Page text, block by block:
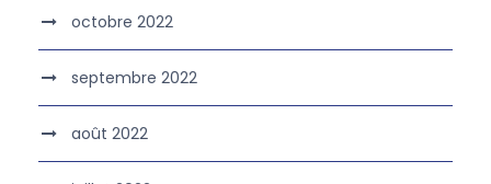
octobre 2022
septembre 2022
août 2022